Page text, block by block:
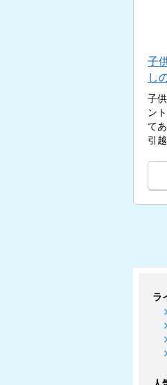
子
し
子
ン
て
引
ラ